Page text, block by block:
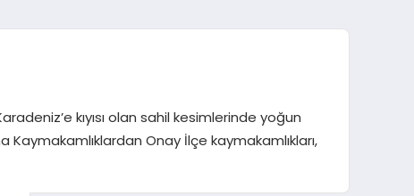
kıyısı olan sahil kesimlerinde yoğun
Onay İlçe kaymakamlıkları,